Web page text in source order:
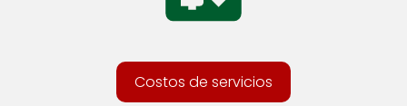
Costos de servicios